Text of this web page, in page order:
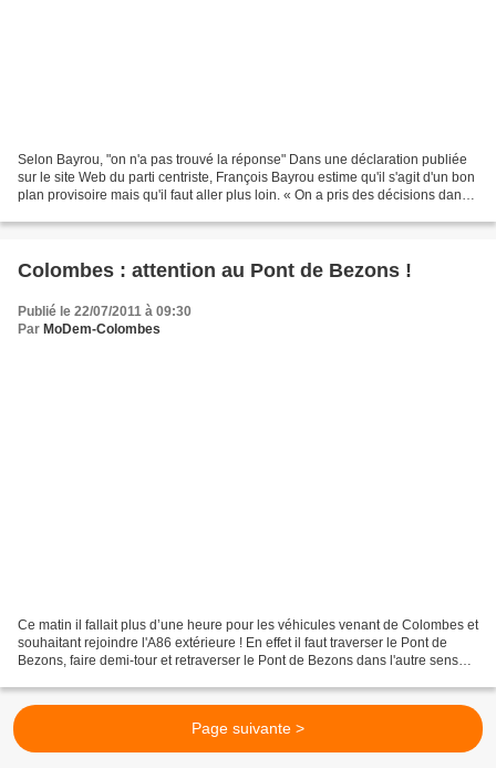
Selon Bayrou, "on n'a pas trouvé la réponse" Dans une déclaration publiée
sur le site Web du parti centriste, François Bayrou estime qu'il s'agit d'un bon
plan provisoire mais qu'il faut aller plus loin. « On a pris des décisions dans
Colombes : attention au Pont de Bezons !
Publié le 22/07/2011 à 09:30
Par MoDem-Colombes
Ce matin il fallait plus d’une heure pour les véhicules venant de Colombes et
souhaitant rejoindre l'A86 extérieure ! En effet il faut traverser le Pont de
Bezons, faire demi-tour et retraverser le Pont de Bezons dans l'autre sens
Page suivante >